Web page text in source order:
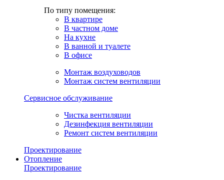
По типу помещения:
В квартире
В частном доме
На кухне
В ванной и туалете
В офисе
Монтаж воздуховодов
Монтаж систем вентиляции
Сервисное обслуживание
Чистка вентиляции
Дезинфекция вентиляции
Ремонт систем вентиляции
Проектирование
Отопление
Проектирование